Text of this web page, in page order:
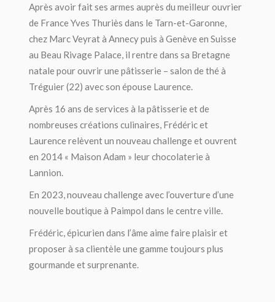
Après avoir fait ses armes auprès du meilleur ouvrier
de France Yves Thuriès dans le Tarn-et-Garonne,
chez Marc Veyrat à Annecy puis à Genève en Suisse
au Beau Rivage Palace, il rentre dans sa Bretagne
natale pour ouvrir une pâtisserie – salon de thé à
Tréguier (22) avec son épouse Laurence.
Après 16 ans de services à la pâtisserie et de
nombreuses créations culinaires, Frédéric et
Laurence relèvent un nouveau challenge et ouvrent
en 2014 « Maison Adam » leur chocolaterie à
Lannion.
En 2023, nouveau challenge avec l’ouverture d’une
nouvelle boutique à Paimpol dans le centre ville.
Frédéric, épicurien dans l’âme aime faire plaisir et
proposer à sa clientèle une gamme toujours plus
gourmande et surprenante.